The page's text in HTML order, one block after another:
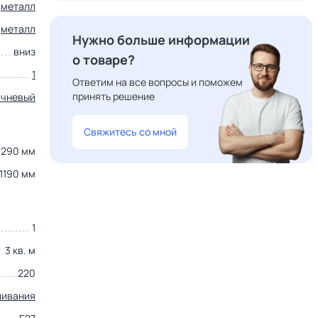
металл
металл
вниз
1
290 мм
1190 мм
1
3 кв. м
220
Нужно больше информации
о товаре?
Ответим на все вопросы и поможем
принять решение
Свяжитесь со мной